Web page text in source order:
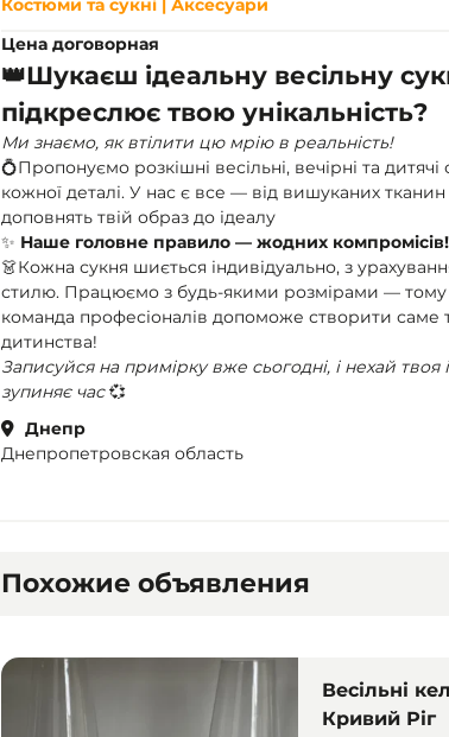
Костюми та сукні | Аксесуари
Цена договорная
👑Шукаєш ідеальну весільну
підкреслює твою унікальність?
Ми знаємо, як втілити цю мрію в реальність!
💍Пропонуємо розкішні весільні, вечірні та
кожної деталі. У нас є все — від вишуканих
доповнять твій образ до ідеалу
✨ Наше головне правило — жодних компромісів!
👗Кожна сукня шиється індивідуально, з
стилю. Працюємо з будь-якими розмірами — тому
команда професіоналів допоможе створити саме
дитинства!
Записуйся на примірку вже сьогодні, і нехай твоя
зупиняє час💞
Днепр
Днепропетровская область
Похожие объявления
Весільні
Кривий Ріг